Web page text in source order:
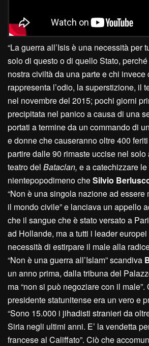
“La guerra all’Isis è una necessità per
solo di questo o di quello Stato,
nostra civiltà da una parte e chi invece
rappresenta l’odio, la superstizione, il
nel novembre del 2015; pochi giorni
precipitata nel panico a causa di una
portati a termine da un commando di
e donne che causeranno oltre 400
partire dalle 90 rimaste uccise nel solo
teatro del Bataclan, e a catechizzare
nientepopodimeno cheSilvio
“Non è una singola nazione ad essere
il mondo civile” e lanciava un appello
che il sangue che è stato versato a
ad Hollande, ma a tutti i leader
necessità di estirpare il male alla
“Non è una guerra all’Islam” scandiva
un anno prima, dalla tribuna del
ma “non si può negoziare con il male”.
presidente statunitense era un vero e
“Sono 15.000 i jihadisti stranieri da
Siria negli ultimi anni. E’ la vendetta
francese al Califfato”. Ciò che